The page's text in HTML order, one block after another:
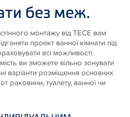
без меж.
монтажу від ТЕСЕ вам
проект ванної кімнати під
всі можливості
ви зможете вільно зонувати
варіанти розміщення основних
раковини, туалету, ванної чи